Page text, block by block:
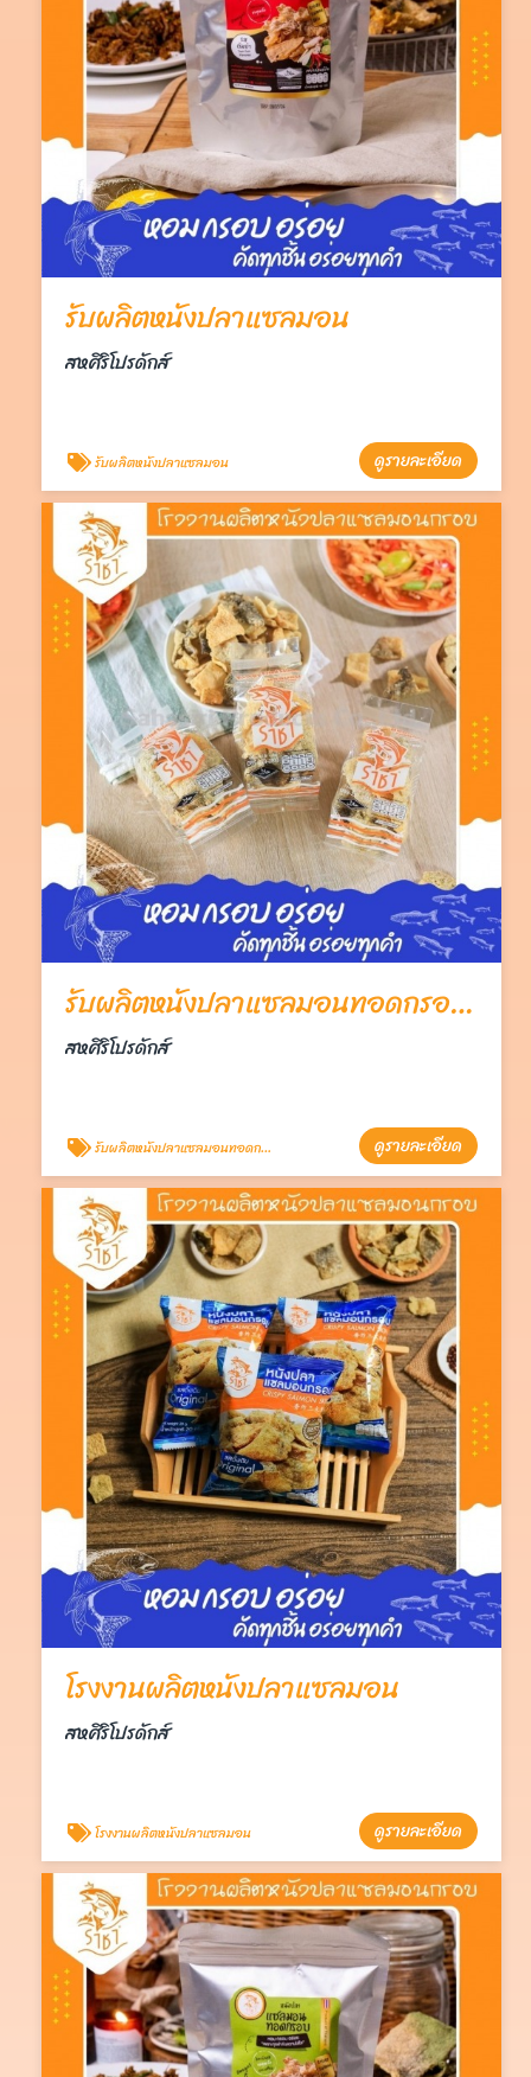
รับผลิตหนังปลาแซลมอน
สหศิริโปรดักส์
รับผลิตหนังปลาแซลมอน ดูรายละเอียด
รับผลิตหนังปลาแซลมอนทอดกรอบ OEM
สหศิริโปรดักส์
รับผลิตหนังปลาแซลมอนทอดกรอบ OEM ดูรายละเอียด
โรงงานผลิตหนังปลาแซลมอน
สหศิริโปรดักส์
โรงงานผลิตหนังปลาแซลมอน ดูรายละเอียด